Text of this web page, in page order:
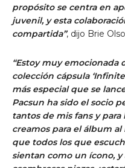
propósito se centra en
juvenil, y esta
compartida”, dijo Brie
“Estoy muy emocionada
colección cápsula
más especial que se
Pacsun ha sido el socio
tantos de mis fans y
creamos para el álbum
que todos los que
sientan como un ícono, y